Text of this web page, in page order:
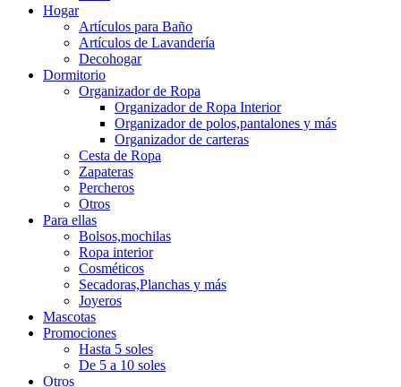
Hogar
Artículos para Baño
Artículos de Lavandería
Decohogar
Dormitorio
Organizador de Ropa
Organizador de Ropa Interior
Organizador de polos,pantalones y más
Organizador de carteras
Cesta de Ropa
Zapateras
Percheros
Otros
Para ellas
Bolsos,mochilas
Ropa interior
Cosméticos
Secadoras,Planchas y más
Joyeros
Mascotas
Promociones
Hasta 5 soles
De 5 a 10 soles
Otros